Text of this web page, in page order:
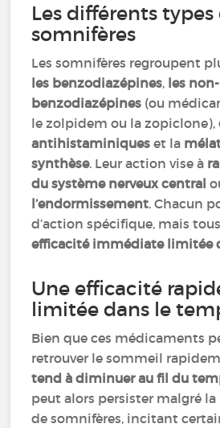
Les différents types
somnifères
Les somnifères regroupent
les benzodiazépines, les non-
benzodiazépines (ou
le zolpidem ou la zopiclone),
antihistaminiques et la
synthèse. Leur action vise à
du système nerveux central
l’endormissement. Chacun
d’action spécifique, mais
efficacité immédiate limitée
Une efficacité
limitée dans le
Bien que ces médicaments
retrouver le sommeil
tend à diminuer au fil du
peut alors persister malgré la
de somnifères, incitant